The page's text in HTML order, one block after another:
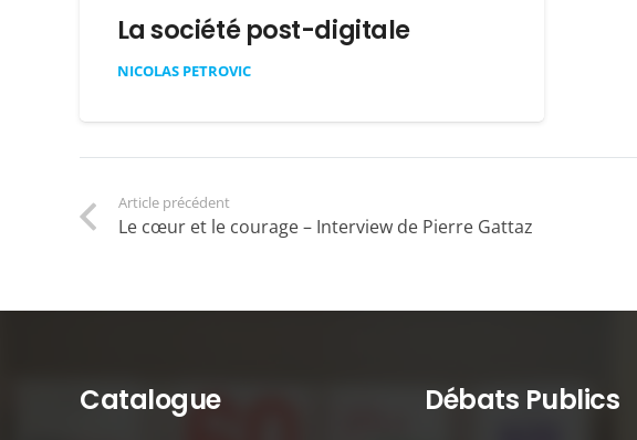
La société post-digitale
NICOLAS PETROVIC
Article précédent
Le cœur et le courage – Interview de Pierre Gattaz
Catalogue Débats Publics